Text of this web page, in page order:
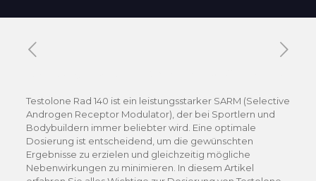
Testolone Rad 140 ist ein leistungsstarker SARM (Selective
Androgen Receptor Modulator), der bei Sportlern und
Bodybuildern immer beliebter wird. Eine optimale
Dosierung ist entscheidend, um die gewünschten
Ergebnisse zu erzielen und gleichzeitig mögliche
Nebenwirkungen zu minimieren. In diesem Artikel